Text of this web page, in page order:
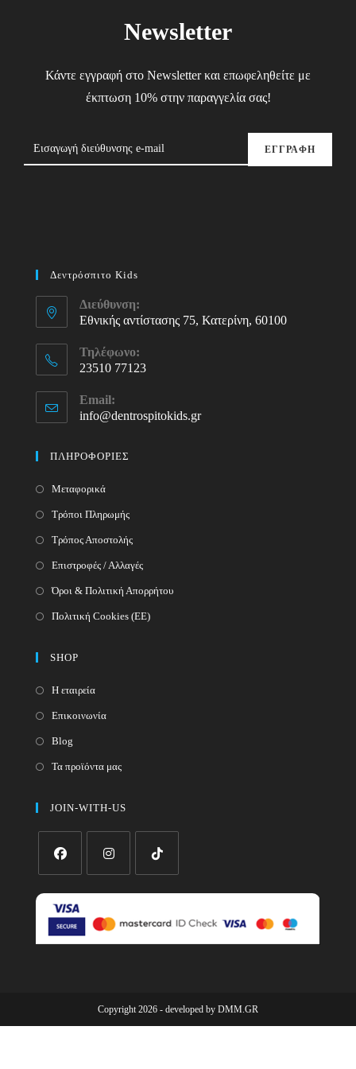
Newsletter
Κάντε εγγραφή στο Newsletter και επωφεληθείτε με
έκπτωση 10% στην παραγγελία σας!
ΕΓΓΡΑΦΗ
Δεντρόσπιτο Kids
Διεύθυνση:
Εθνικής αντίστασης 75, Κατερίνη, 60100
Τηλέφωνο:
23510 77123
in
your
Email:
info@dentrospitokids.grOpens
ΠΛΗΡΟΦΟΡΙΕΣ
Μεταφορικά
Τρόποι Πληρωμής
Τρόπος Αποστολής
Επιστροφές / Αλλαγές
Όροι & Πολιτική Απορρήτου
Πολιτική Cookies (ΕΕ)
SHOP
Η εταιρεία
Επικοινωνία
Blog
Τα προϊόντα μας
JOIN-WITH-US
new
new
a
new
Copyright 2026 - developed by DMM.GR